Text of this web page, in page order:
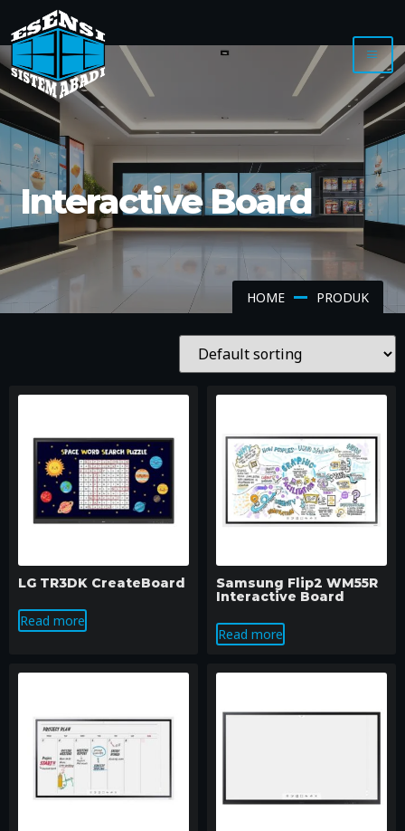
Interactive Board
HOME PRODUK
LG TR3DK CreateBoard
Read more
Samsung Flip2 WM55R
Interactive Board
Read more